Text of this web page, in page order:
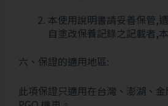
本使用說明書請妥善保管,
自塗改保養記錄之記載者,
六、保證的適用地區:
此項保證只適用在台灣、澎湖、